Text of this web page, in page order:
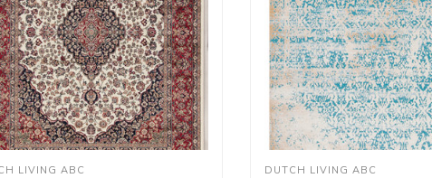
LIVING ABC DUTCH LIVING ABC